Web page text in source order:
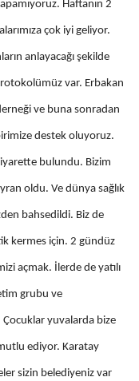
Yozgat
Zonguldak
Bayburt
Karaman
Kırıkkale
Bartın
Ardahan
Iğdır
Haftanın 2
çok iyi geliyor.
anlayacağı şekilde
var. Erbakan
ve buna sonradan
destek oluyoruz.
bulundu. Bizim
oldu. Ve dünya sağlık
bahsedildi. Biz de
kermes için. 2 gündüz
açmak. İlerde de yatılı
grubu ve
yuvalarda bize
ediyor. Karatay
sizin belediyeniz var